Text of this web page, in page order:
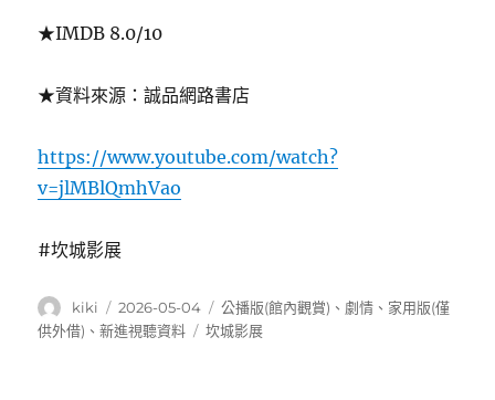
★IMDB 8.0/10
★資料來源：誠品網路書店
https://www.youtube.com/watch?
v=jlMBlQmhVao
#坎城影展
作
者
kiki
發
佈
2026-05-04
分
類
公播版(館內觀賞) 、 劇情 、 家用版(僅
供外借) 、新進視聽資料
標
坎城影展